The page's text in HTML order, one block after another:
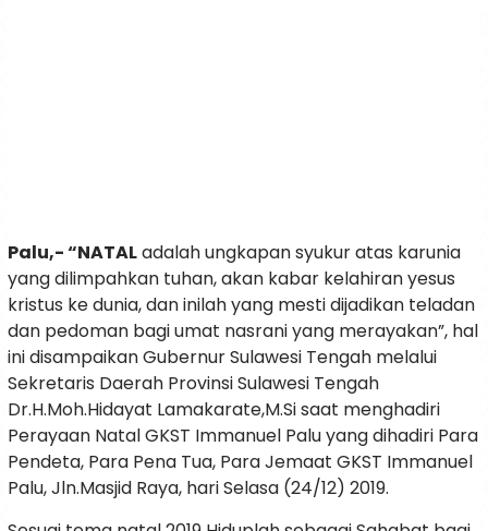
Palu,- “NATALadalah ungkapan syukur atas karunia
yang dilimpahkan tuhan, akan kabar kelahiran yesus
kristus ke dunia, dan inilah yang mesti dijadikan teladan
dan pedoman bagi umat nasrani yang merayakan”, hal
ini disampaikan Gubernur Sulawesi Tengah melalui
Sekretaris Daerah Provinsi Sulawesi Tengah
Dr.H.Moh.Hidayat Lamakarate,M.Si saat menghadiri
Perayaan Natal GKST Immanuel Palu yang dihadiri Para
Pendeta, Para Pena Tua, Para Jemaat GKST Immanuel
Palu, Jln.Masjid Raya, hari Selasa (24/12) 2019.